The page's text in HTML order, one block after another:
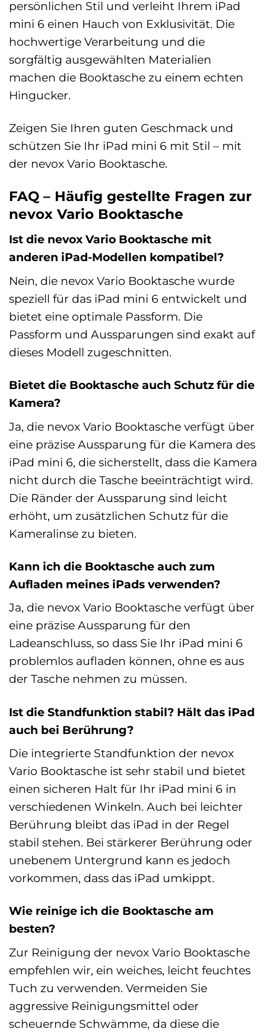
persönlichen Stil und verleiht Ihrem iPad
mini 6 einen Hauch von Exklusivität. Die
hochwertige Verarbeitung und die
sorgfältig ausgewählten Materialien
machen die Booktasche zu einem echten
Hingucker.
Zeigen Sie Ihren guten Geschmack und
schützen Sie Ihr iPad mini 6 mit Stil – mit
der nevox Vario Booktasche.
FAQ – Häufig gestellte Fragen zur
nevox Vario Booktasche
Ist die nevox Vario Booktasche mit
anderen iPad-Modellen kompatibel?
Nein, die nevox Vario Booktasche wurde
speziell für das iPad mini 6 entwickelt und
bietet eine optimale Passform. Die
Passform und Aussparungen sind exakt auf
dieses Modell zugeschnitten.
Bietet die Booktasche auch Schutz für die
Kamera?
Ja, die nevox Vario Booktasche verfügt über
eine präzise Aussparung für die Kamera des
iPad mini 6, die sicherstellt, dass die Kamera
nicht durch die Tasche beeinträchtigt wird.
Die Ränder der Aussparung sind leicht
erhöht, um zusätzlichen Schutz für die
Kameralinse zu bieten.
Kann ich die Booktasche auch zum
Aufladen meines iPads verwenden?
Ja, die nevox Vario Booktasche verfügt über
eine präzise Aussparung für den
Ladeanschluss, so dass Sie Ihr iPad mini 6
problemlos aufladen können, ohne es aus
der Tasche nehmen zu müssen.
Ist die Standfunktion stabil? Hält das iPad
auch bei Berührung?
Die integrierte Standfunktion der nevox
Vario Booktasche ist sehr stabil und bietet
einen sicheren Halt für Ihr iPad mini 6 in
verschiedenen Winkeln. Auch bei leichter
Berührung bleibt das iPad in der Regel
stabil stehen. Bei stärkerer Berührung oder
unebenem Untergrund kann es jedoch
vorkommen, dass das iPad umkippt.
Wie reinige ich die Booktasche am
besten?
Zur Reinigung der nevox Vario Booktasche
empfehlen wir, ein weiches, leicht feuchtes
Tuch zu verwenden. Vermeiden Sie
aggressive Reinigungsmittel oder
scheuernde Schwämme, da diese die